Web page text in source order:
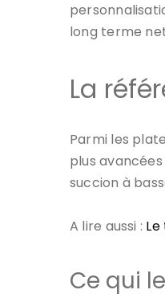
long terme
La
Parmi les
plus
succion à
A lire aussi :
Ce qui